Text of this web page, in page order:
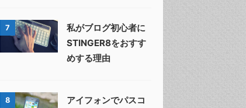
7
私がブログ初心者に
STINGER8をおすす
めする理由
8
アイフォンでパスコ